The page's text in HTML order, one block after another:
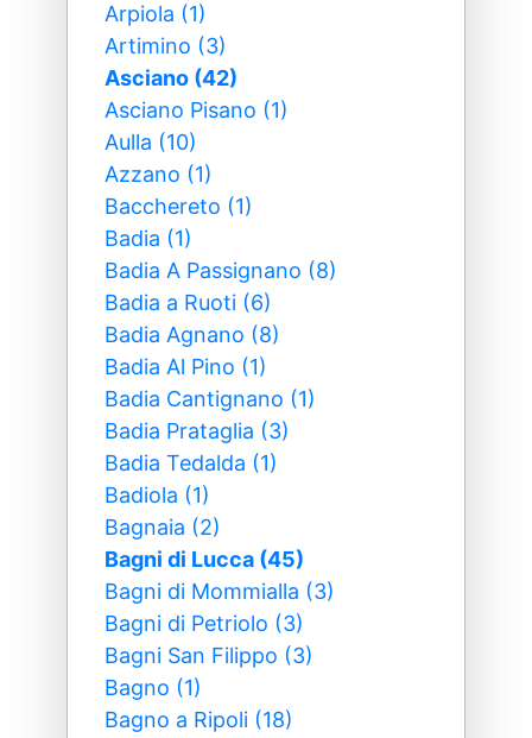
Arpiola (1)
Artimino (3)
Asciano (42)
Asciano Pisano (1)
Aulla (10)
Azzano (1)
Bacchereto (1)
Badia (1)
Badia A Passignano (8)
Badia a Ruoti (6)
Badia Agnano (8)
Badia Al Pino (1)
Badia Cantignano (1)
Badia Prataglia (3)
Badia Tedalda (1)
Badiola (1)
Bagnaia (2)
Bagni di Lucca (45)
Bagni di Mommialla (3)
Bagni di Petriolo (3)
Bagni San Filippo (3)
Bagno (1)
Bagno a Ripoli (18)